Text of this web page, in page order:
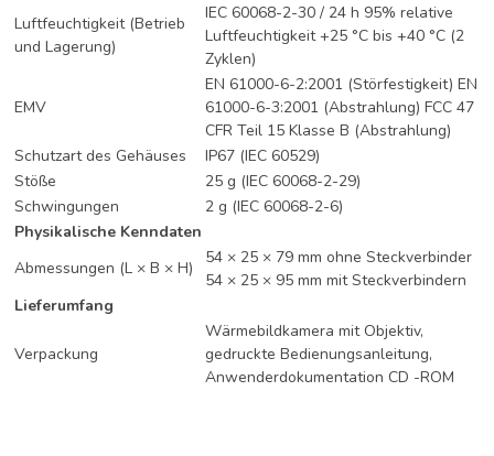
Luftfeuchtigkeit (Betrieb
und Lagerung)
IEC 60068-2-30 / 24 h 95% relative
Luftfeuchtigkeit +25 °C bis +40 °C (2
Zyklen)
EMV
EN 61000-6-2:2001 (Störfestigkeit) EN
61000-6-3:2001 (Abstrahlung) FCC 47
CFR Teil 15 Klasse B (Abstrahlung)
Schutzart des Gehäuses
IP67 (IEC 60529)
Stöße
25 g (IEC 60068-2-29)
Schwingungen
2 g (IEC 60068-2-6)
Physikalische Kenndaten
Abmessungen (L × B × H)
54 × 25 × 79 mm ohne Steckverbinder
54 × 25 × 95 mm mit Steckverbindern
Lieferumfang
Verpackung
Wärmebildkamera mit Objektiv,
gedruckte Bedienungsanleitung,
Anwenderdokumentation CD -ROM